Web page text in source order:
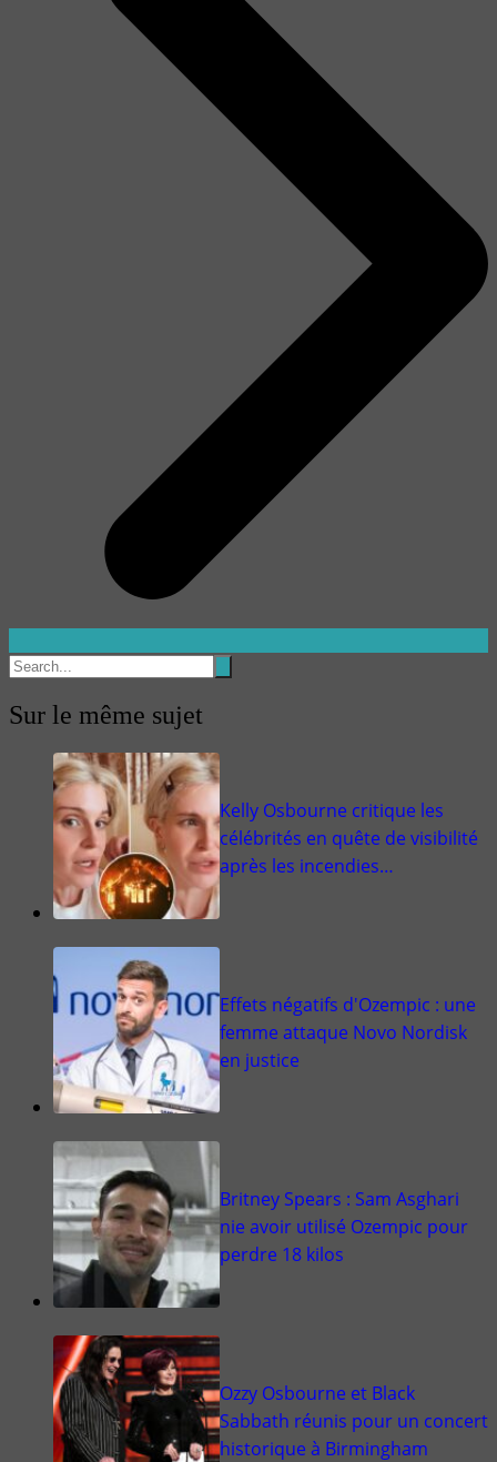
Sur le même sujet
Kelly Osbourne critique les
célébrités en quête de visibilité
après les incendies…
Effets négatifs d'Ozempic : une
femme attaque Novo Nordisk
en justice
Britney Spears : Sam Asghari
nie avoir utilisé Ozempic pour
perdre 18 kilos
Ozzy Osbourne et Black
Sabbath réunis pour un concert
historique à Birmingham